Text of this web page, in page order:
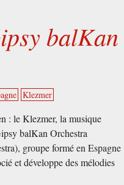
balKan
Klezmer
: le Klezmer, la musique
balKan Orchestra
groupe formé en Espagne
et développe des mélodies